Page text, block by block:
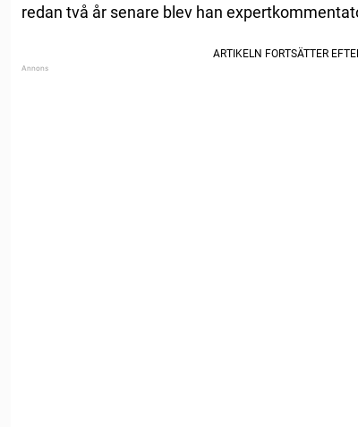
redan två år senare blev han